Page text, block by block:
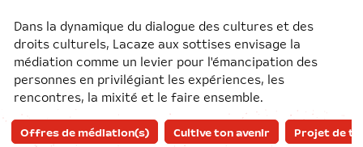
Dans la dynamique du dialogue des cultures et des
droits culturels, Lacaze aux sottises envisage la
médiation comme un levier pour l'émancipation des
personnes en privilégiant les expériences, les
rencontres, la mixité et le faire ensemble.
Offres de médiation(s) Cultive ton avenir Projet de